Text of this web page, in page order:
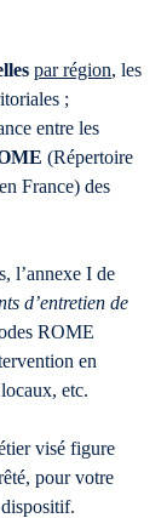
par région, les
;
entre les
(Répertoire
France) des
l’annexe I de
d’entretien de
ROME
en
etc.
visé figure
pour votre